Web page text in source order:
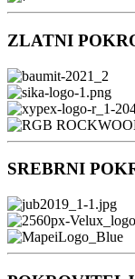
ZLATNI
SREBRNI